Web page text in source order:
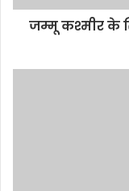
जम्मू कश्मीर के